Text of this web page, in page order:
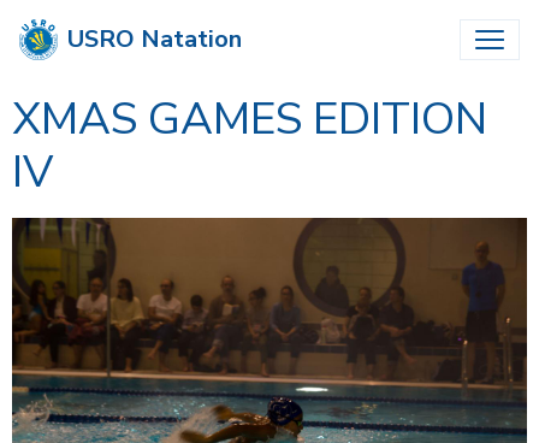
USRO Natation
XMAS GAMES EDITION
IV